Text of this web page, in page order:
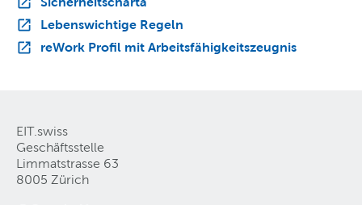
Lebenswichtige Regeln
reWork Profil mit Arbeitsfähigkeitszeugnis
EIT.swiss
Geschäftsstelle
Limmatstrasse 63
8005 Zürich